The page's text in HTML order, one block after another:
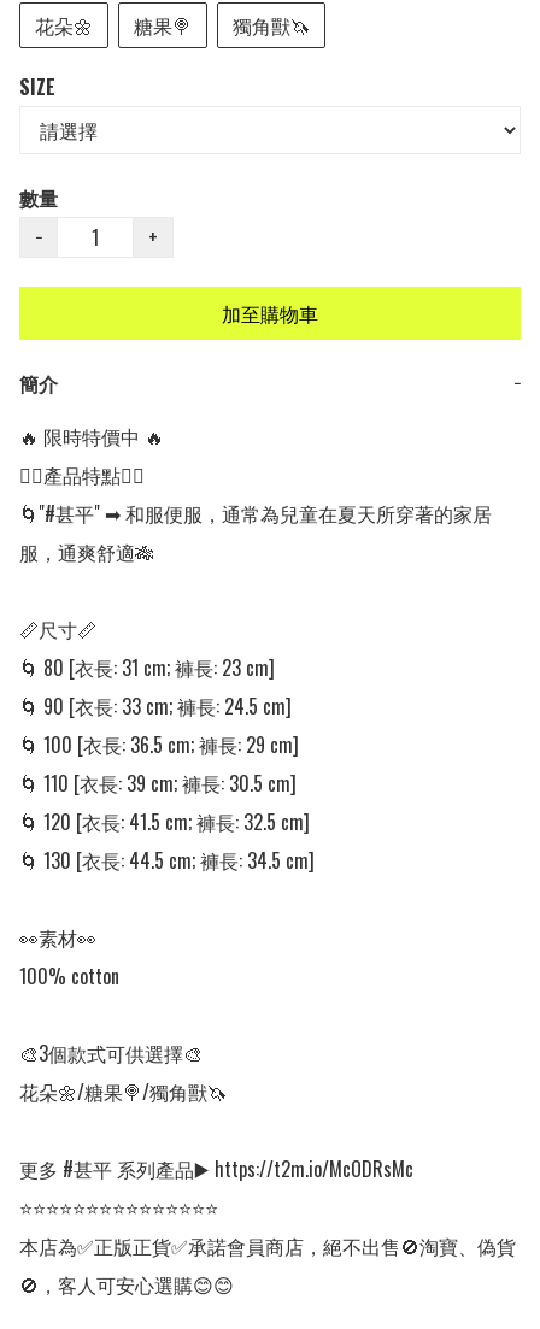
花朵🌼
糖果🍭 獨角獸🦄
SIZE
數量
−
+
加至購物車
簡介
−
🔥 限時特價中 🔥
👍🏻產品特點👍🏻
🌀"#甚平" ➡ 和服便服，通常為兒童在夏天所穿著的家居
服，通爽舒適🎋
📏尺寸📏
🌀 80 [衣長: 31 cm; 褲長: 23 cm]
🌀 90 [衣長: 33 cm; 褲長: 24.5 cm]
🌀 100 [衣長: 36.5 cm; 褲長: 29 cm]
🌀 110 [衣長: 39 cm; 褲長: 30.5 cm]
🌀 120 [衣長: 41.5 cm; 褲長: 32.5 cm]
🌀 130 [衣長: 44.5 cm; 褲長: 34.5 cm]
👀素材👀
100% cotton
🎨3個款式可供選擇🎨
花朵🌼/糖果🍭/獨角獸🦄
更多 #甚平 系列產品▶️ https://t2m.io/McODRsMc
⭐⭐⭐⭐⭐⭐⭐⭐⭐⭐⭐⭐⭐⭐⭐
本店為✅正版正貨✅承諾會員商店，絕不出售🚫淘寶、偽貨
🚫，客人可安心選購😊😊